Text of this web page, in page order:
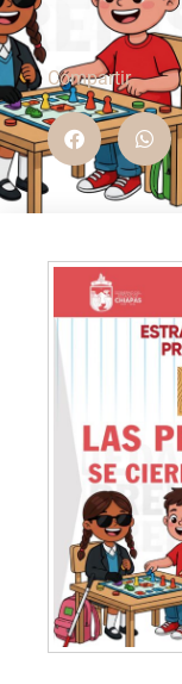
Compartir